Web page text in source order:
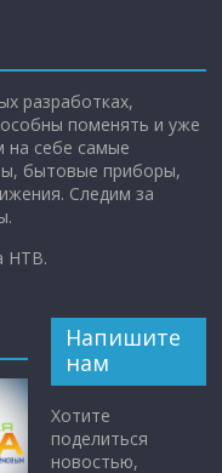
разработках,
поменять и уже
себе самые
бытовые приборы,
Следим за
НТВ.
Напишите
нам
Хотите
поделиться
новостью,